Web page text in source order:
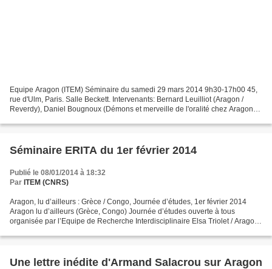
Equipe Aragon (ITEM) Séminaire du samedi 29 mars 2014 9h30-17h00 45,
rue d'Ulm, Paris. Salle Beckett. Intervenants: Bernard Leuilliot (Aragon /
Reverdy), Daniel Bougnoux (Démons et merveille de l'oralité chez Aragon),
Séminaire ERITA du 1er février 2014
Publié le 08/01/2014 à 18:32
Par ITEM (CNRS)
Aragon, lu d’ailleurs : Grèce / Congo, Journée d’études, 1er février 2014
Aragon lu d’ailleurs (Grèce, Congo) Journée d’études ouverte à tous
organisée par l’Equipe de Recherche Interdisciplinaire Elsa Triolet / Aragon
Une lettre inédite d'Armand Salacrou sur Aragon